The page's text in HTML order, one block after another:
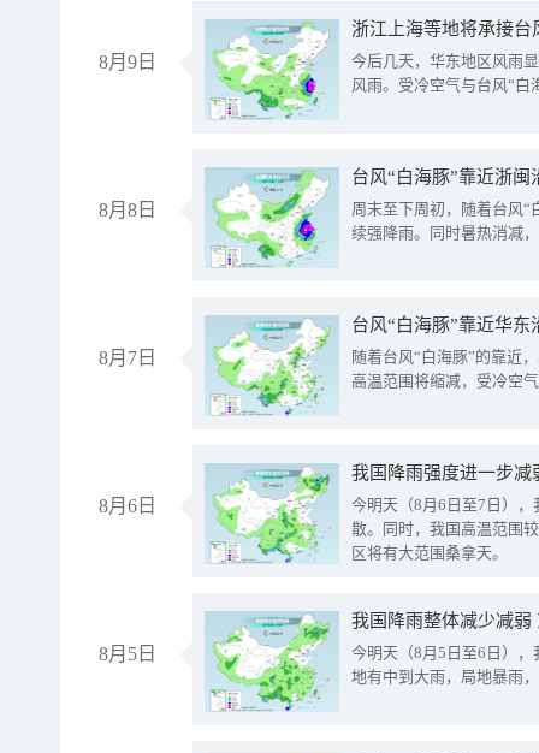
8月9日
浙江上海等地将承接台
今后几天，华东地区风雨
风雨。受冷空气与台风“白
8月8日
台风“白海豚”靠近浙
周末至下周初，随着台风“
续强降雨。同时暑热消减
8月7日
台风“白海豚”靠近华
随着台风“白海豚”的靠近
高温范围将缩减，受冷空
8月6日
今明天（8月6日至7日）
散。同时，我国高温范围
区将有大范围桑拿天。
8月5日
我国降雨整体减少减弱
今明天（8月5日至6日）
地有中到大雨，局地暴雨